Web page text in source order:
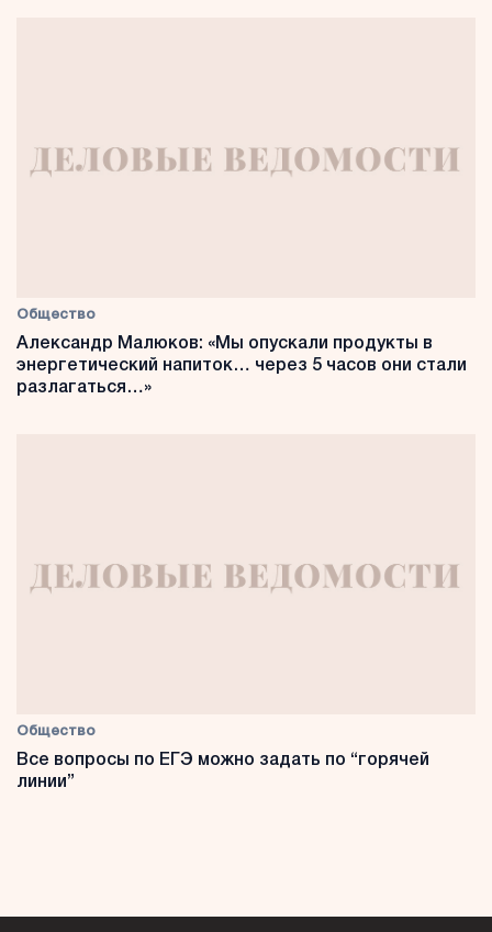
Общество
Александр Малюков: «Мы опускали продукты в
энергетический напиток… через 5 часов они стали
разлагаться…»
Общество
Все вопросы по ЕГЭ можно задать по “горячей
линии”